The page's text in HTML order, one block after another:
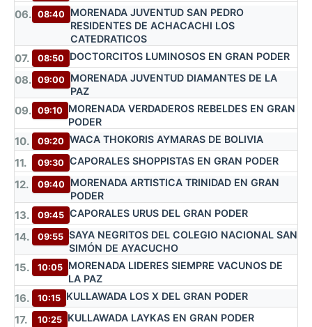
06. 08:40
MORENADA JUVENTUD SAN PEDRO
RESIDENTES DE ACHACACHI LOS
CATEDRATICOS
07. 08:50 DOCTORCITOS LUMINOSOS EN GRAN PODER
08. 09:00
MORENADA JUVENTUD DIAMANTES DE LA
PAZ
09. 09:10
MORENADA VERDADEROS REBELDES EN GRAN
PODER
10. 09:20 WACA THOKORIS AYMARAS DE BOLIVIA
11. 09:30 CAPORALES SHOPPISTAS EN GRAN PODER
12. 09:40
MORENADA ARTISTICA TRINIDAD EN GRAN
PODER
13. 09:45 CAPORALES URUS DEL GRAN PODER
14. 09:55 SAYA NEGRITOS DEL COLEGIO NACIONAL SAN
SIMÓN DE AYACUCHO
15. 10:05 MORENADA LIDERES SIEMPRE VACUNOS DE
LA PAZ
16. 10:15 KULLAWADA LOS X DEL GRAN PODER
17. 10:25 KULLAWADA LAYKAS EN GRAN PODER